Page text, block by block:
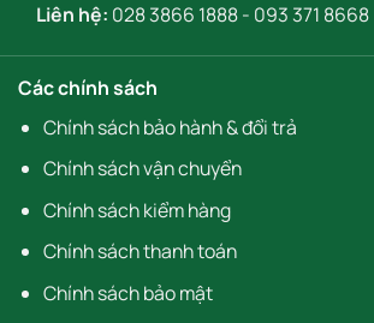
Liên hệ: 028 3866 1888- 093 371 8668
Các chính sách
Chính sách bảo hành & đổi trả
Chính sách vận chuyển
Chính sách kiểm hàng
Chính sách thanh toán
Chính sách bảo mật